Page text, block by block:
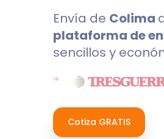
Envía de Colima
plataforma de
sencillos y
Cotiza GRATIS